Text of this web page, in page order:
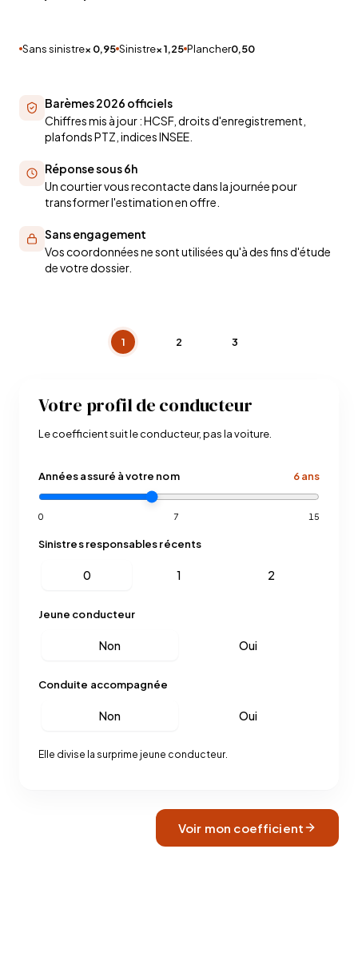
Sans sinistre× 0,95 Sinistre× 1,25 Plancher0,50
Barèmes 2026 officiels
Chiffres mis à jour : HCSF, droits d'enregistrement,
plafonds PTZ, indices INSEE.
Réponse sous 6h
Un courtier vous recontacte dans la journée pour
transformer l'estimation en offre.
Sans engagement
Vos coordonnées ne sont utilisées qu'à des fins d'étude
de votre dossier.
1 2 3
Votre profil de conducteur
Le coefficient suit le conducteur, pas la voiture.
Années assuré à votre nom 6 ans
0 7 15
Sinistres responsables récents
0 1 2
Jeune conducteur
Non Oui
Conduite accompagnée
Non Oui
Elle divise la surprime jeune conducteur.
Voir mon coefficient